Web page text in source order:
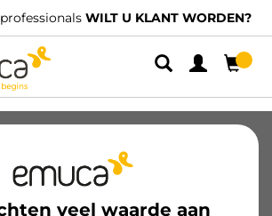
WILT U KLANT WORDEN?
veel waarde aan
voor lade,
Staal en Hout,